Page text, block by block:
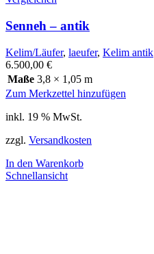
Senneh – antik
Kelim/Läufer, laeufer, Kelim antik
6.500,00 €
Maße 3,8 × 1,05 m
Zum Merkzettel hinzufügen
inkl. 19 % MwSt.
zzgl. Versandkosten
In den Warenkorb
Schnellansicht